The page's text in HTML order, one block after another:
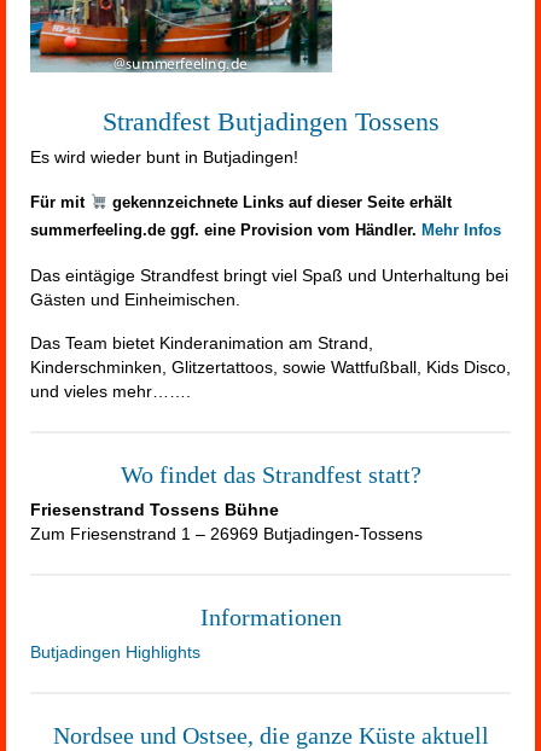
Strandfest Butjadingen Tossens
Es wird wieder bunt in Butjadingen!
Für mit
gekennzeichnete Links auf dieser Seite erhält
summerfeeling.de ggf. eine Provision vom Händler. Mehr Infos
Das eintägige Strandfest bringt viel Spaß und Unterhaltung bei
Gästen und Einheimischen.
Das Team bietet Kinderanimation am Strand,
Kinderschminken, Glitzertattoos, sowie Wattfußball, Kids Disco,
und vieles mehr…….
Wo findet das Strandfest statt?
Friesenstrand Tossens Bühne
Zum Friesenstrand 1 – 26969 Butjadingen-Tossens
Informationen
Butjadingen Highlights
Nordsee und Ostsee, die ganze Küste aktuell